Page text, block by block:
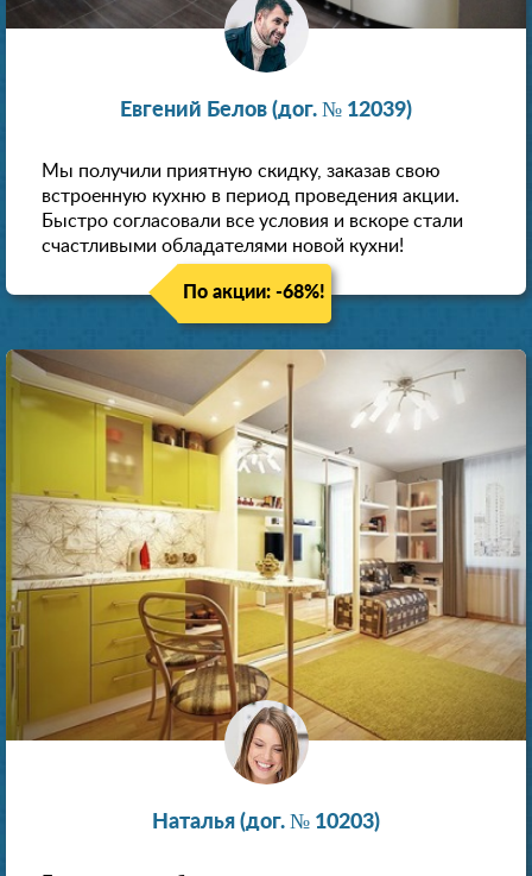
Евгений Белов (дог. № 12039)
Мы получили приятную скидку, заказав свою
встроенную кухню в период проведения акции.
Быстро согласовали все условия и вскоре стали
счастливыми обладателями новой кухни!
По акции: -68%!
Наталья (дог. № 10203)